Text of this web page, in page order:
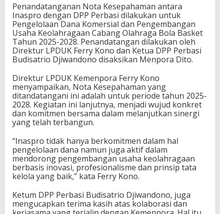
Penandatanganan Nota Kesepahaman antara
Inaspro dengan DPP Perbasi dilakukan untuk
Pengelolaan Dana Komersial dan Pengembangan
Usaha Keolahragaan Cabang Olahraga Bola Basket
Tahun 2025-2028. Penandatangan dilakukan oleh
Direktur LPDUK Ferry Kono dan Ketua DPP Perbasi
Budisatrio Djiwandono disaksikan Menpora Dito.
Direktur LPDUK Kemenpora Ferry Kono
menyampaikan, Nota Kesepahaman yang
ditandatangani ini adalah untuk periode tahun 2025-
2028. Kegiatan ini lanjutnya, menjadi wujud konkret
dan komitmen bersama dalam melanjutkan sinergi
yang telah terbangun.
“Inaspro tidak hanya berkomitmen dalam hal
pengelolaan dana namun juga aktif dalam
mendorong pengembangan usaha keolahragaan
berbasis inovasi, profesionalisme dan prinsip tata
kelola yang baik,” kata Ferry Kono.
Ketum DPP Perbasi Budisatrio Djiwandono, juga
mengucapkan terima kasih atas kolaborasi dan